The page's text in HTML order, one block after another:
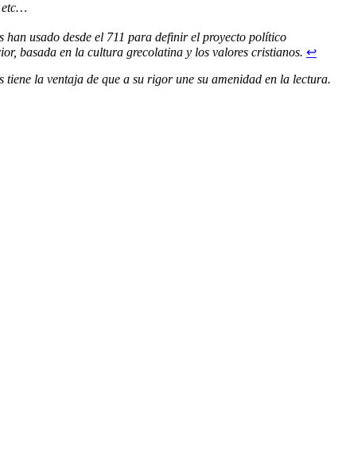
etc…
basada en la cultura grecolatina y los valores cristianos. ↩
la ventaja de que a su rigor une su amenidad en la lectura.